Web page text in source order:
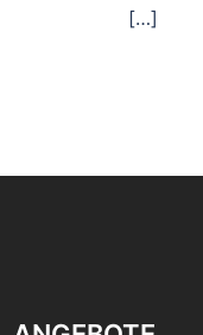
[…]